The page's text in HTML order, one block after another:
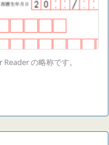
Reader の略称です。